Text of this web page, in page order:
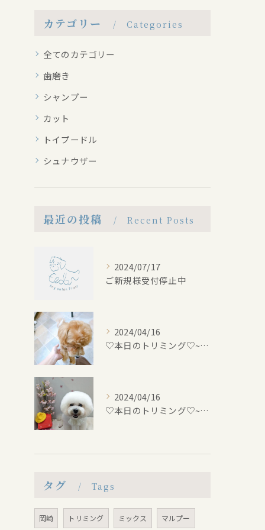
カテゴリー Categories
全てのカテゴリー
歯磨き
シャンプー
カット
トイプードル
シュナウザー
最近の投稿 Recent Posts
2024/07/17
ご新規様受付停止中
2024/04/16
♡本日のトリミング♡⁠~岡崎トリミングサロン~
2024/04/16
♡本日のトリミング♡⁠~岡崎トリミングサロン~
タグ Tags
岡崎 トリミング ミックス マルプー